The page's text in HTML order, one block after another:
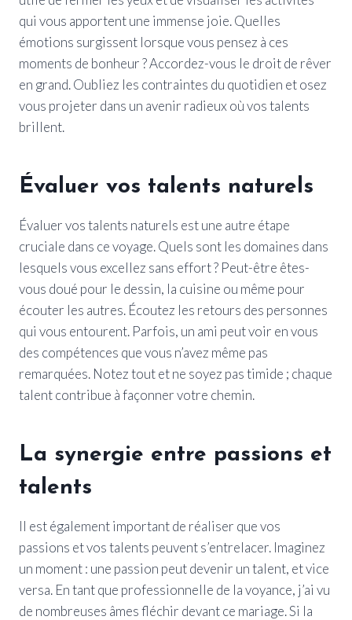
qui vous apportent une immense joie. Quelles
émotions surgissent lorsque vous pensez à ces
moments de bonheur ? Accordez-vous le droit de rêver
en grand. Oubliez les contraintes du quotidien et osez
vous projeter dans un avenir radieux où vos talents
brillent.
Évaluer vos talents naturels
Évaluer vos talents naturels est une autre étape
cruciale dans ce voyage. Quels sont les domaines dans
lesquels vous excellez sans effort ? Peut-être êtes-
vous doué pour le dessin, la cuisine ou même pour
écouter les autres. Écoutez les retours des personnes
qui vous entourent. Parfois, un ami peut voir en vous
des compétences que vous n’avez même pas
remarquées. Notez tout et ne soyez pas timide ; chaque
talent contribue à façonner votre chemin.
La synergie entre passions et
talents
Il est également important de réaliser que vos
passions et vos talents peuvent s’entrelacer. Imaginez
un moment : une passion peut devenir un talent, et vice
versa. En tant que professionnelle de la voyance, j’ai vu
de nombreuses âmes fléchir devant ce mariage. Si la